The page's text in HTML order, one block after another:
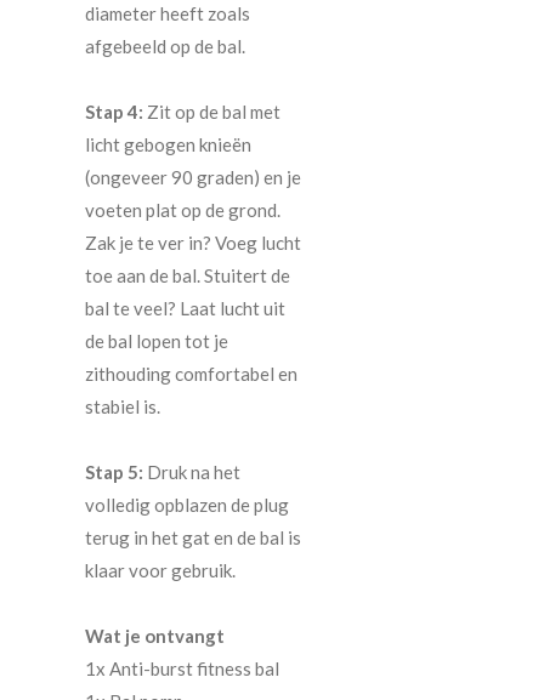
diameter heeft zoals
afgebeeld op de bal.
Stap 4: Zit op de bal met
licht gebogen knieën
(ongeveer 90 graden) en je
voeten plat op de grond.
Zak je te ver in? Voeg lucht
toe aan de bal. Stuitert de
bal te veel? Laat lucht uit
de bal lopen tot je
zithouding comfortabel en
stabiel is.
Stap 5: Druk na het
volledig opblazen de plug
terug in het gat en de bal is
klaar voor gebruik.
Wat je ontvangt
1x Anti-burst fitness bal